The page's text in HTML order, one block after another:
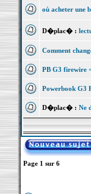
où acheter une
D�plac� :
Comment
PB G3 firewire
Powerbook G3
D�plac� : Ne
Page 1 sur 6